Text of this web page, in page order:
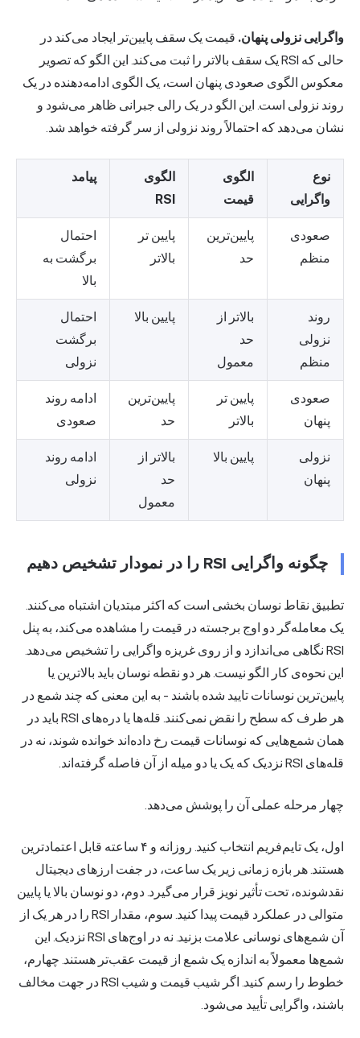
واگرایی نزولی پنهان. قیمت یک سقف پایین‌تر ایجاد می‌کند در
حالی که RSI یک سقف بالاتر را ثبت می‌کند. این الگو که تصویر
معکوس الگوی صعودی پنهان است، یک الگوی ادامه‌دهنده در یک
روند نزولی است. این الگو در یک رالی جبرانی ظاهر می‌شود و
نشان می‌دهد که احتمالاً روند نزولی از سر گرفته خواهد شد.
نوع
واگرایی
الگوی
قیمت
الگوی
RSI
پیامد
صعودی
منظم
پایین‌ترین
حد
پایین تر
بالاتر
احتمال
برگشت به
بالا
روند
نزولی
منظم
بالاتر از
حد
معمول
پایین بالا
احتمال
برگشت
نزولی
صعودی
پنهان
پایین تر
بالاتر
پایین‌ترین
حد
ادامه روند
صعودی
نزولی
پنهان
پایین بالا
بالاتر از
حد
معمول
ادامه روند
نزولی
چگونه واگرایی RSI را در نمودار تشخیص دهیم
تطبیق نقاط نوسان بخشی است که اکثر مبتدیان اشتباه می‌کنند.
یک معامله‌گر دو اوج برجسته در قیمت را مشاهده می‌کند، به پنل
RSI نگاهی می‌اندازد و از روی غریزه واگرایی را تشخیص می‌دهد.
این نحوه‌ی کار الگو نیست. هر دو نقطه نوسان باید بالاترین یا
پایین‌ترین نوسانات تایید شده باشند - به این معنی که چند شمع در
هر طرف که سطح را نقض نمی‌کنند. قله‌ها یا دره‌های RSI باید در
همان شمع‌هایی که نوسانات قیمت رخ داده‌اند خوانده شوند، نه در
قله‌های RSI نزدیک که یک یا دو میله از آن فاصله گرفته‌اند.
چهار مرحله عملی آن را پوشش می‌دهد.
اول، یک تایم‌فریم انتخاب کنید. روزانه و ۴ ساعته قابل اعتمادترین
هستند. هر بازه زمانی زیر یک ساعت، در جفت ارزهای دیجیتال
نقدشونده، تحت تأثیر نویز قرار می‌گیرد. دوم، دو نوسان بالا یا پایین
متوالی در عملکرد قیمت پیدا کنید. سوم، مقدار RSI را در هر یک از
آن شمع‌های نوسانی علامت بزنید. نه در اوج‌های RSI نزدیک. این
شمع‌ها معمولاً به اندازه یک شمع از قیمت عقب‌تر هستند. چهارم،
خطوط را رسم کنید. اگر شیب قیمت و شیب RSI در جهت مخالف
باشند، واگرایی تأیید می‌شود.